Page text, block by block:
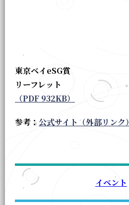
イベント
東京ベイeSG賞
リーフレット
（PDF 932KB）
参考：公式サイト（外部リンク）